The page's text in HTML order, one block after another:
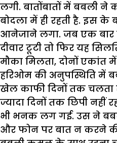
लगी. बातोंबातों में बबली
बोदला में ही रहती है. इस
आनेजाने लगा. जब एक बार
दीवार टूटी तो फिर यह
मौका मिलता, दोनों एकांत
हरिओम की अनुपस्थिति में
खेल काफी दिनों तक चलता
ज्यादा दिनों तक छिपी नहीं
भी भनक लग गई. उस ने
और फोन पर बात न करने